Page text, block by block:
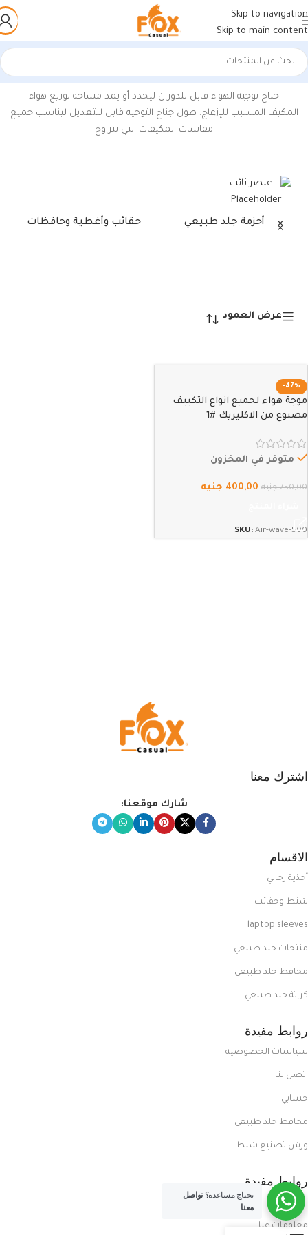
Skip to navigation
Skip to main content
الرئيسية/منتجات تحت الوسم “موجه هواء مكيف” عرض النتيجة الوحيدة
جناح توجيه الهواء قابل للدوران ليحدد أو يمد مساحة توزيع هواء
المكيف المسبب للإزعاج. طول جناح التوجيه قابل للتعديل ليناسب جميع
مقاسات المكيفات التي تتراوح
أحزمة جلد طبيعي حقائب وأغطية وحافظات
عرض العمود
-47%
موجة هواء لجميع انواع التكييف
مصنوع من الاكليريك #1
متوفر في المخزون
750,00 جنيه 400,00 جنيه
SKU: Air-wave-500
اشترك معنا
شارك موقعنا:
الاقسام
أحذية رجالي
شنط وحقائب
laptop sleeves
منتجات جلد طبيعي
محافظ جلد طبيعي
كراتة جلد طبيعي
روابط مفيدة
سياسات الخصوصية
اتصل بنا
حسابي
محافظ جلد طبيعي
ورش تصنيع شنط
روابط مفيدة
المدونة
معلومات عنا
تحتاج مساعدة؟تواصل
معنا